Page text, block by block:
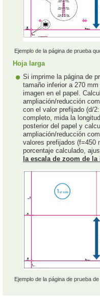
Ejemplo de la página de prueba
Hoja larga
Si imprime la página de
tamaño inferior a 270
imagen en el papel.
ampliación/reducción
con el valor prefijado (d/
completo, mida la
posterior del papel y
ampliación/reducción
valores prefijados (f=450
porcentaje calculado,
la escala de zoom de la
Ejemplo de la página de prueba